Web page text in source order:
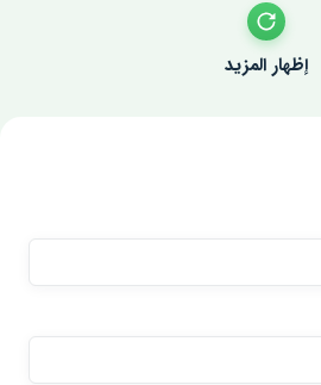
إظهار المزيد